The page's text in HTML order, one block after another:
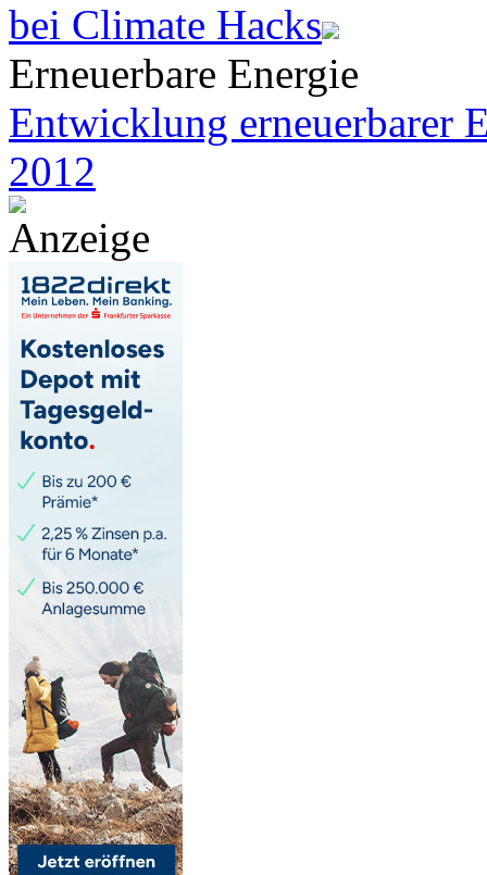
bei Climate Hacks
Erneuerbare Energie
Entwicklung erneuerbarer
2012
Anzeige